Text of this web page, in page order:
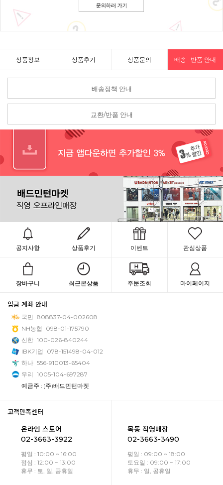
상품정보 상품후기 상품문의 배송 · 반품 안내
배송정책 안내
교환/반품 안내
공지사항 상품후기 이벤트 관심상품
장바구니 최근본상품 주문조회 마이페이지
입금 계좌 안내
국민 808837-04-002608
NH농협
098-01-175790
신한 100-026-840244
IBK기업
078-151498-04-012
하나 556-910013-65404
우리 1005-104-697287
예금주 : (주)배드민턴마켓
고객만족센터
온라인 스토어
02-3663-3922
평일 : 10:00 ~ 16:00
점심 : 12:00 ~ 13:00
휴무 : 토, 일, 공휴일
목동 직영매장
02-3663-3490
평일 : 09:00 ~ 18:00
토요일 : 09:00 ~ 17:00
휴무 : 일, 공휴일